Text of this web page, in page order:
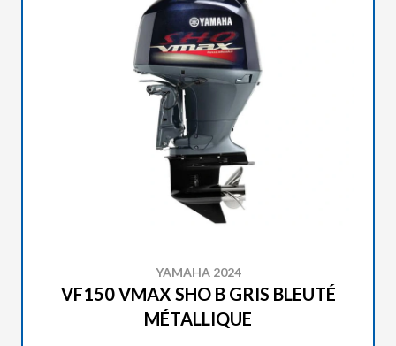
YAMAHA 2024
VF150 VMAX SHO B GRIS BLEUTÉ
MÉTALLIQUE